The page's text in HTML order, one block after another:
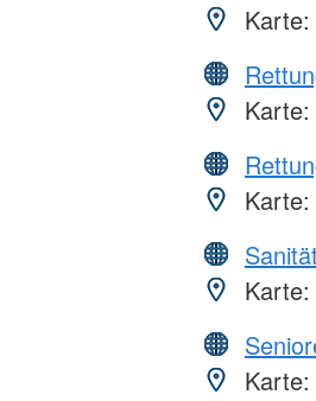
Karte:
Karte:
Karte:
Karte:
Karte: